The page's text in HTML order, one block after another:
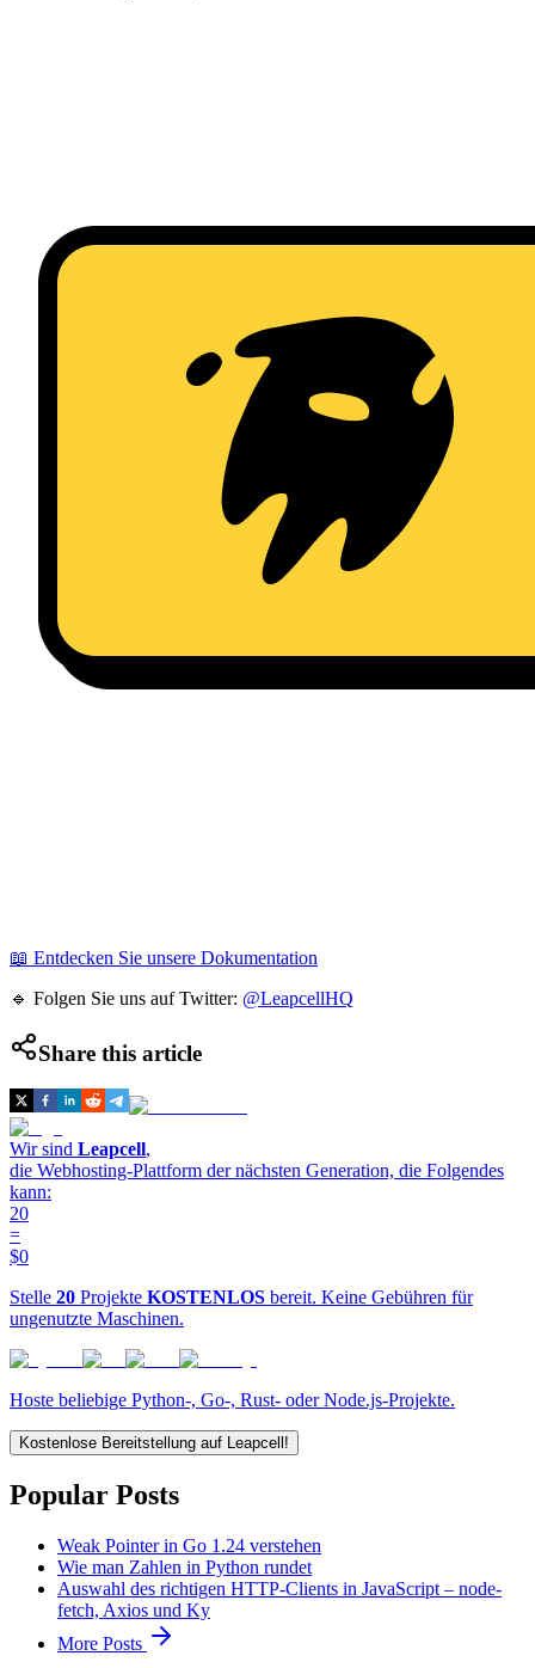
📖 Entdecken Sie unsere Dokumentation
🔹 Folgen Sie uns auf Twitter: @LeapcellHQ
Share this article
Wir sind Leapcell,
die Webhosting-Plattform der nächsten Generation, die Folgendes
kann:
20
=
$0
Stelle 20 Projekte KOSTENLOS bereit. Keine Gebühren für
ungenutzte Maschinen.
Hoste beliebige Python-, Go-, Rust- oder Node.js-Projekte.
Kostenlose Bereitstellung auf Leapcell!
Popular Posts
Weak Pointer in Go 1.24 verstehen
Wie man Zahlen in Python rundet
Auswahl des richtigen HTTP-Clients in JavaScript – node-
fetch, Axios und Ky
More Posts